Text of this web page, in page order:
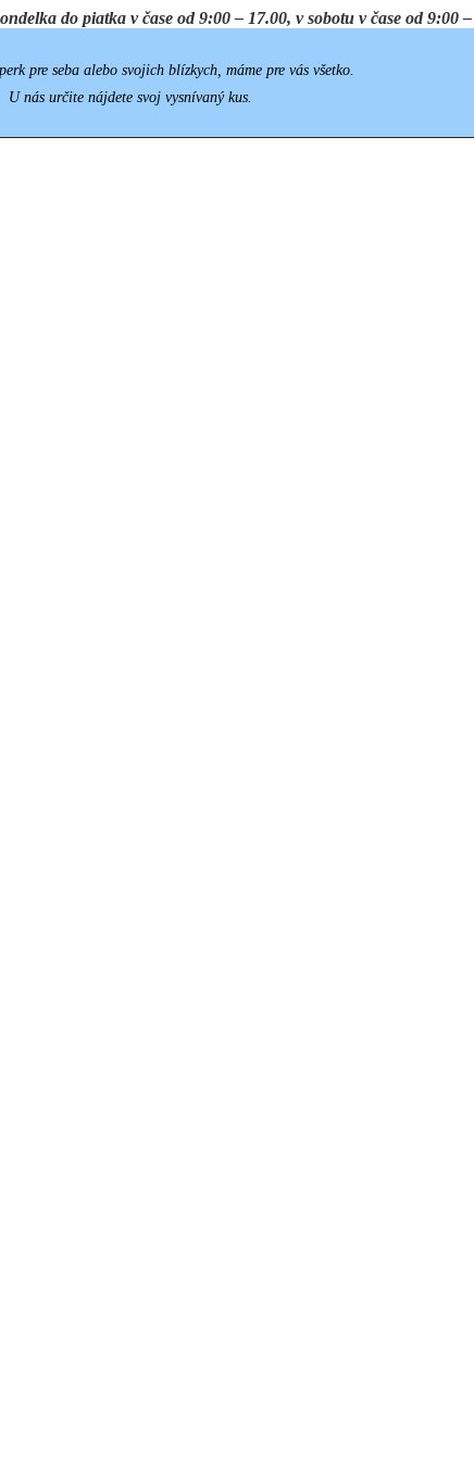
do piatka v čase od 9:00 – 17.00, v sobotu v čase od 9:00
pre seba alebo svojich blízkych, máme pre vás všetko.
U nás určite nájdete svoj vysnívaný kus.